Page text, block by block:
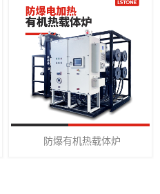
防爆有机热载体炉